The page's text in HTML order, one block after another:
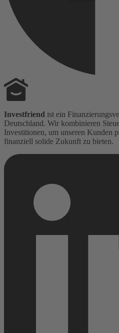
Investfriend ist ein
Deutschland. Wir kombinieren
Investitionen, um unseren Kunden
finanziell solide Zukunft zu bieten.